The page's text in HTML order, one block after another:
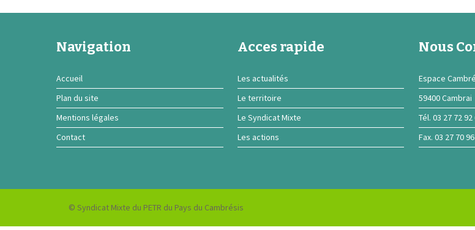
Navigation
Accueil
Plan du site
Mentions légales
Contact
Acces rapide
Les actualités
Le territoire
Le Syndicat Mixte
Les actions
Nous
Espace
59400 Cambrai
Tél. 03 27 72 92
Fax. 03 27 70
© Syndicat Mixte du PETR du Pays du Cambrésis